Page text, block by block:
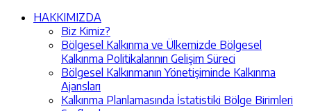
HAKKIMIZDA
Biz Kimiz?
Bölgesel Kalkınma ve Ülkemizde Bölgesel
Kalkınma Politikalarının Gelişim Süreci
Bölgesel Kalkınmanın Yönetişiminde Kalkınma
Ajansları
Kalkınma Planlamasında İstatistiki Bölge Birimleri